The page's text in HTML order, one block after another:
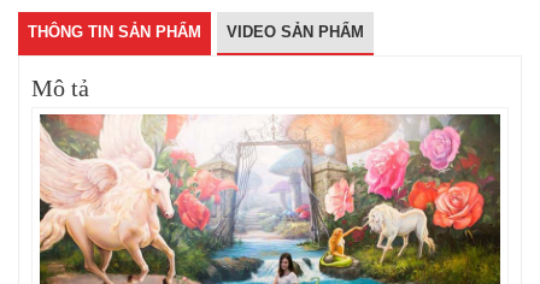
THÔNG TIN SẢN PHẨM VIDEO SẢN PHẨM
Mô tả